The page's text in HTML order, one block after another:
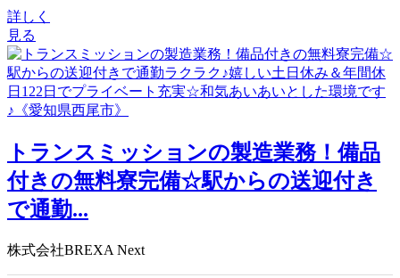
詳しく
見る
トランスミッションの製造業務！備品
付きの無料寮完備☆駅からの送迎付き
で通勤...
株式会社BREXA Next